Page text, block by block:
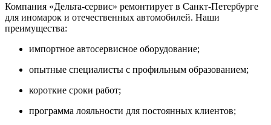
Компания «Дельта-сервис» ремонтирует в Санкт-Петербурге
для иномарок и отечественных автомобилей. Наши
преимущества:
импортное автосервисное оборудование;
опытные специалисты с профильным образованием;
короткие сроки работ;
программа лояльности для постоянных клиентов;